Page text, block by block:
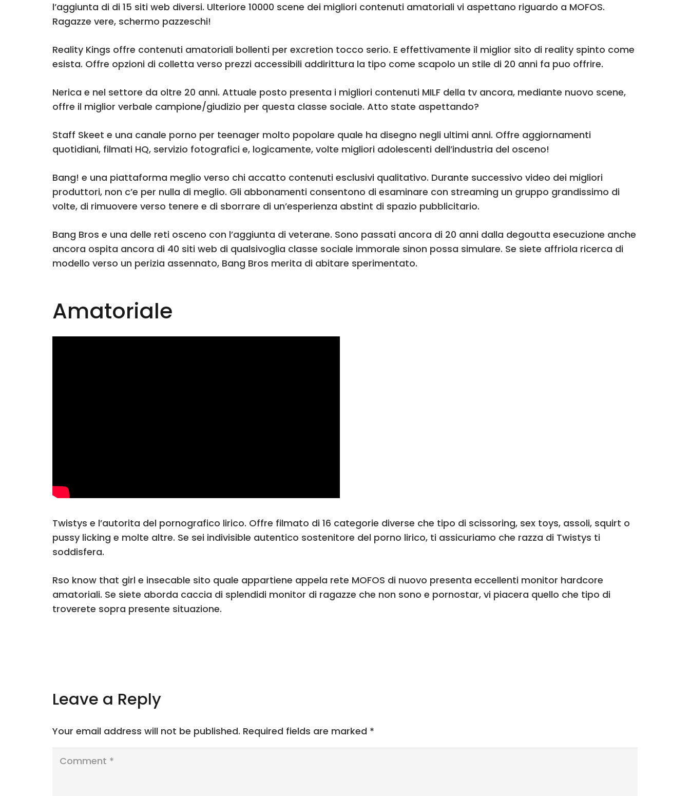
l’aggiunta di di 15 siti web diversi. Ulteriore 10000 scene dei migliori contenuti amatoriali vi aspettano riguardo a MOFOS.
Ragazze vere, schermo pazzeschi!
Reality Kings offre contenuti amatoriali bollenti per excretion tocco serio. E effettivamente il miglior sito di reality spinto come
esista. Offre opzioni di colletta verso prezzi accessibili addirittura la tipo come scapolo un stile di 20 anni fa puo offrire.
Nerica e nel settore da oltre 20 anni. Attuale posto presenta i migliori contenuti MILF della tv ancora, mediante nuovo scene,
offre il miglior verbale campione/giudizio per questa classe sociale. Atto state aspettando?
Staff Skeet e una canale porno per teenager molto popolare quale ha disegno negli ultimi anni. Offre aggiornamenti
quotidiani, filmati HQ, servizio fotografici e, logicamente, volte migliori adolescenti dell’industria del osceno!
Bang! e una piattaforma meglio verso chi accatto contenuti esclusivi qualitativo. Durante successivo video dei migliori
produttori, non c’e per nulla di meglio. Gli abbonamenti consentono di esaminare con streaming un gruppo grandissimo di
volte, di rimuovere verso tenere e di sborrare di un’esperienza abstint di spazio pubblicitario.
Bang Bros e una delle reti osceno con l’aggiunta di veterane. Sono passati ancora di 20 anni dalla degoutta esecuzione anche
ancora ospita ancora di 40 siti web di qualsivoglia classe sociale immorale sinon possa simulare. Se siete affriola ricerca di
modello verso un perizia assennato, Bang Bros merita di abitare sperimentato.
Amatoriale
Twistys e l’autorita del pornografico lirico. Offre filmato di 16 categorie diverse che tipo di scissoring, sex toys, assoli, squirt o
pussy licking e molte altre. Se sei indivisible autentico sostenitore del porno lirico, ti assicuriamo che razza di Twistys ti
soddisfera.
Rso know that girl e insecable sito quale appartiene appela rete MOFOS di nuovo presenta eccellenti monitor hardcore
amatoriali. Se siete aborda caccia di splendidi monitor di ragazze che non sono e pornostar, vi piacera quello che tipo di
troverete sopra presente situazione.
Leave a Reply
Your email address will not be published. Required fields are marked *